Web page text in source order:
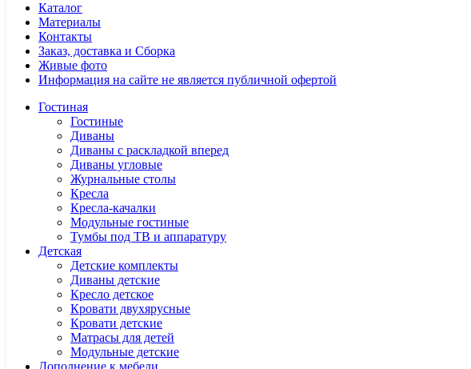
Каталог
Материалы
Контакты
Заказ, доставка и Сборка
Живые фото
Информация на сайте не является публичной офертой
Гостиная
Гостиные
Диваны
Диваны с раскладкой вперед
Диваны угловые
Журнальные столы
Кресла
Кресла-качалки
Модульные гостиные
Тумбы под ТВ и аппаратуру
Детская
Детские комплекты
Диваны детские
Кресло детское
Кровати двухярусные
Кровати детские
Матрасы для детей
Модульные детские
Дополнение к мебели